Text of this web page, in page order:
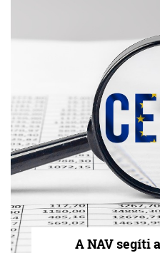
A NAV segíti